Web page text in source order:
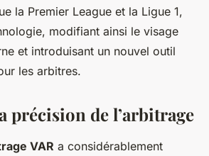
la Premier League et la Ligue 1,
modifiant ainsi le visage
et introduisant un nouvel outil
les arbitres.
précision de l’arbitrage
VAR a considérablement